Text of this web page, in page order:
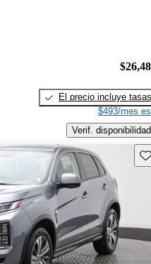
El precio incluye tasas
$493/mes
Verif. disponibilidad